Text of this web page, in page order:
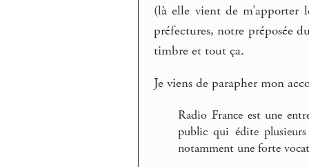
(là elle vient de m’apporter
préfectures, notre préposée
timbre et tout ça.
Je viens de parapher mon
Radio France est une
public qui édite
notamment une forte